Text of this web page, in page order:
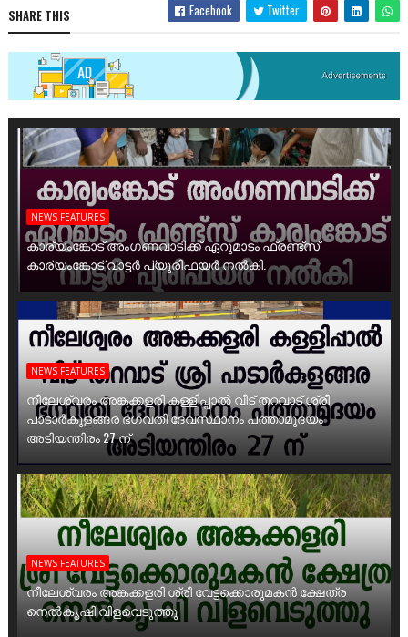
SHARE THIS Facebook Twitter
NEWS FEATURES
കാര്യംങ്കോട് അംഗണവാടിക്ക് ഏറുമാടം ഫ്രണ്ട്സ്
കാര്യംങ്കോട് വാട്ടർ പ്യൂരിഫയർ നൽകി.
NEWS FEATURES
നീലേശ്വരം അങ്കക്കളരി കള്ളിപ്പാൽ വീട് തറവാട് ശ്രീ
പാടാർകുളങ്ങര ഭഗവതി ദേവസ്ഥാനം പത്താമുദയം
അടിയന്തിരം 27 ന്
NEWS FEATURES
നീലേശ്വരം അങ്കക്കളരി ശ്രീ വേട്ടക്കൊരുമകൻ ക്ഷേത്ര
നെൽകൃഷി വിളവെടുത്തു